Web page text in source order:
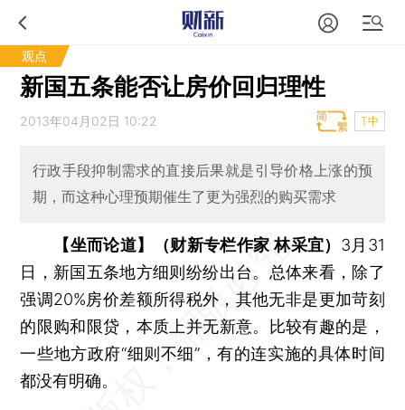
观点
新国五条能否让房价回归理性
2013年04月02日 10:22 T中
行政手段抑制需求的直接后果就是引导价格上涨的预
期，而这种心理预期催生了更为强烈的购买需求
【坐而论道】（财新专栏作家 林采宜） 3月31
日，新国五条地方细则纷纷出台。总体来看，除了
强调20%房价差额所得税外，其他无非是更加苛刻
的限购和限贷，本质上并无新意。比较有趣的是，
一些地方政府“细则不细”，有的连实施的具体时间
都没有明确。